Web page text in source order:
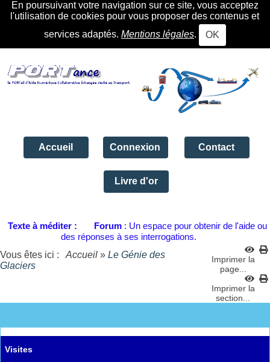
En poursuivant votre navigation sur ce site, vous acceptez
l'utilisation de cookies pour vous proposer des contenus et
services adaptés. Mentions légales. OK
Accueil Connexion Contact
Livre d'or
Texte à méditer : Forum : Un espace pour obtenir de l'aide ou
des réponses à ses interrogations.
Vous êtes ici :
Accueil » Le Génie des
Glaciers
Imprimer la
page...
Imprimer la
section...
Visites